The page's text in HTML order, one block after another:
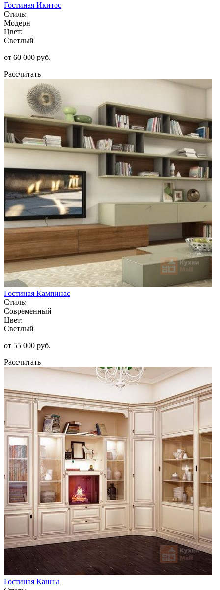
Гостиная Икитос
Стиль:
Модерн
Цвет:
Светлый
от 60 000 руб.
Рассчитать
Гостиная Кампинас
Стиль:
Современный
Цвет:
Светлый
от 55 000 руб.
Рассчитать
Гостиная Канны